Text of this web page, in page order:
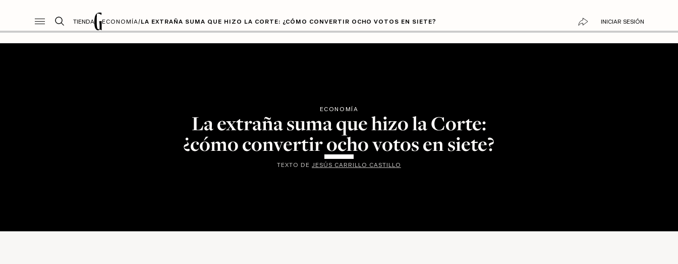
TIENDA ECONOMÍA/LA EXTRAÑA SUMA QUE HIZO LA CORTE: ¿CÓMO CONVERTIR OCHO VOTOS EN SIETE? INICIAR SESIÓN
ECONOMÍA
La extraña suma que hizo la Corte:
¿cómo convertir ocho votos en siete?
TEXTO DE JESÚS CARRILLO CASTILLO